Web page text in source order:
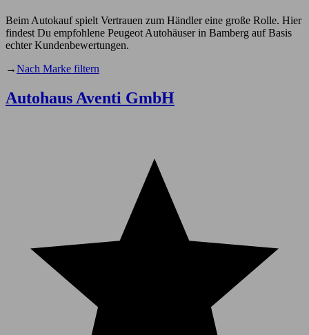
Beim Autokauf spielt Vertrauen zum Händler eine große Rolle. Hier
findest Du empfohlene Peugeot Autohäuser in Bamberg auf Basis
echter Kundenbewertungen.
→Nach Marke filtern
Autohaus Aventi GmbH